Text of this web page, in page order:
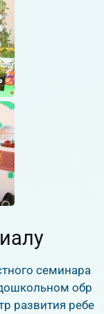
семинара
обр
развития ребе